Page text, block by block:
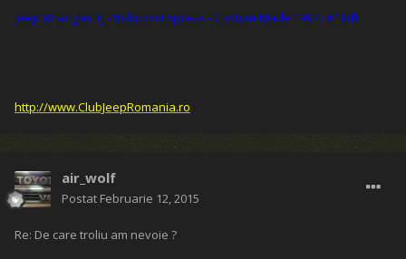
Jeep Wrangler TJ - Rubicon Express - Custom Made 1997 - 6" Lift
http://www.ClubJeepRomania.ro
air_wolf
Postat Februarie 12, 2015
Re: De care troliu am nevoie ?